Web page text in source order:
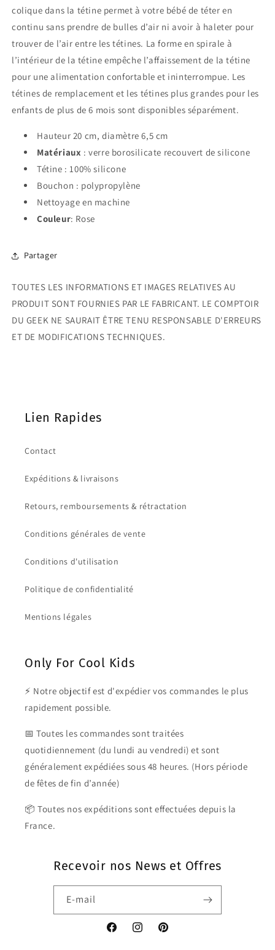
colique dans la tétine permet à votre bébé de téter en
continu sans prendre de bulles d’air ni avoir à haleter pour
trouver de l’air entre les tétines. La forme en spirale à
l’intérieur de la tétine empêche l’affaissement de la tétine
pour une alimentation confortable et ininterrompue. Les
tétines de remplacement et les tétines plus grandes pour les
enfants de plus de 6 mois sont disponibles séparément.
Hauteur 20 cm, diamètre 6,5 cm
Matériaux : verre borosilicate recouvert de silicone
Tétine : 100% silicone
Bouchon : polypropylène
Nettoyage en machine
Couleur: Rose
Partager
TOUTES LES INFORMATIONS ET IMAGES RELATIVES AU
PRODUIT SONT FOURNIES PAR LE FABRICANT. LE COMPTOIR
DU GEEK NE SAURAIT ÊTRE TENU RESPONSABLE D'ERREURS
ET DE MODIFICATIONS TECHNIQUES.
Lien Rapides
Contact
Expéditions & livraisons
Retours, remboursements & rétractation
Conditions générales de vente
Conditions d'utilisation
Politique de confidentialité
Mentions légales
Only For Cool Kids
⚡ Notre objectif est d'expédier vos commandes le plus
rapidement possible.
📅 Toutes les commandes sont traitées
quotidiennement (du lundi au vendredi) et sont
généralement expédiées sous 48 heures. (Hors période
de fêtes de fin d’année)
📦 Toutes nos expéditions sont effectuées depuis la
France.
Recevoir nos News et Offres
E-mail
FacebookInstagramPinterest